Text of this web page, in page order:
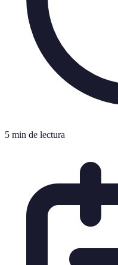
5 min de lectura